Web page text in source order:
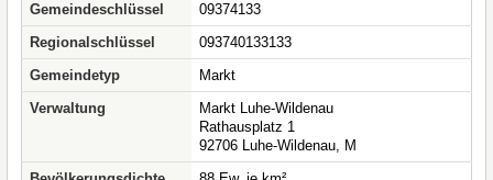
Gemeindeschlüssel
09374133
Regionalschlüssel
093740133133
Gemeindetyp
Markt
Verwaltung
Markt Luhe-Wildenau
Rathausplatz 1
92706 Luhe-Wildenau, M